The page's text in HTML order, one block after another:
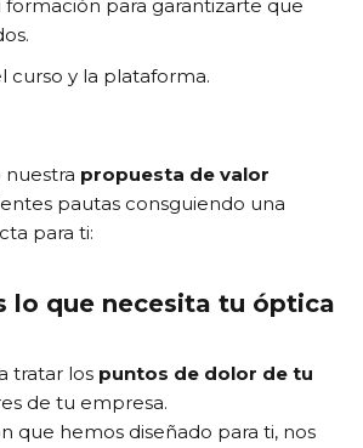
formación para garantizarte que
curso y la plataforma.
nuestra propuesta de valor
pautas consguiendo una
para ti:
lo que necesita tu óptica
tratar los puntos de dolor de tu
de tu empresa.
que hemos diseñado para ti, nos